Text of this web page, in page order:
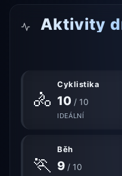
Aktivity
🚴
Cyklistika
10 / 10
IDEÁLNÍ
🏃
Běh
9 / 10